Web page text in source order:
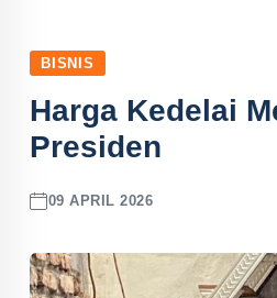
BISNIS
Harga Kedelai
Presiden
09 APRIL 2026